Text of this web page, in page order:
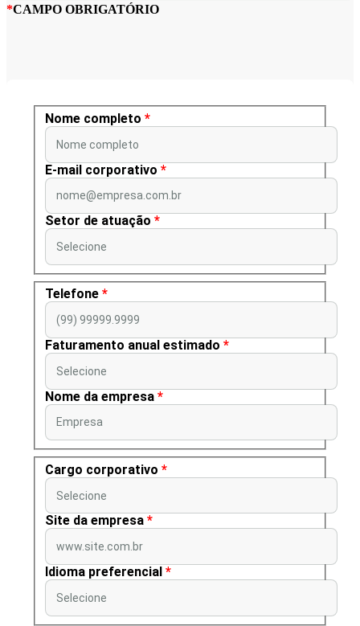
*CAMPO OBRIGATÓRIO
Nome completo *
Nome completo
E-mail corporativo *
nome@empresa.com.br
Setor de atuação *
Selecione
Telefone *
(99) 99999.9999
Faturamento anual estimado *
Selecione
Nome da empresa *
Empresa
Cargo corporativo *
Selecione
Site da empresa *
www.site.com.br
Idioma preferencial *
Selecione